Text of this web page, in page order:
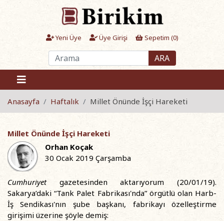
Yeni Üye Üye Girişi Sepetim (0)
ARA
Anasayfa Haftalık Millet Önünde İşçi Hareketi
Millet Önünde İşçi Hareketi
Orhan Koçak
30 Ocak 2019 Çarşamba
Cumhuriyetgazetesinden aktarıyorum (20/01/19).
Sakarya’daki “Tank Palet Fabrikası'nda” örgütlü olan Harb-
İş Sendikası'nın şube başkanı, fabrikayı özelleştirme
girişimi üzerine şöyle demiş: